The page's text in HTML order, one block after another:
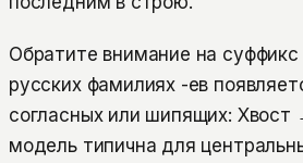
Обратите внимание на суффикс
русских фамилиях -ев
согласных или шипящих: Хвост
модель типична для